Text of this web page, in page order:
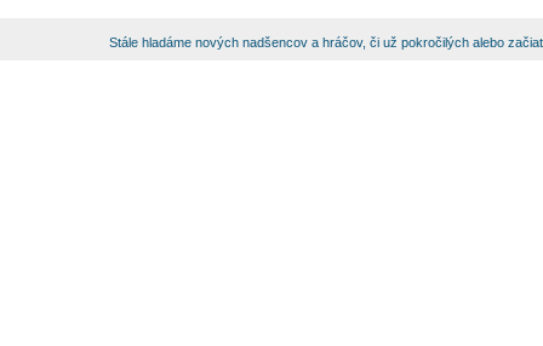
Stále hladáme nových nadšencov a hráčov, či už pokročilých alebo